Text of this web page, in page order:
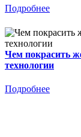
Подробнее
Чем покрасить
технологии
Подробнее